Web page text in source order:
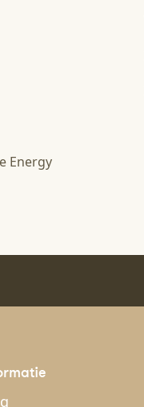
Energy